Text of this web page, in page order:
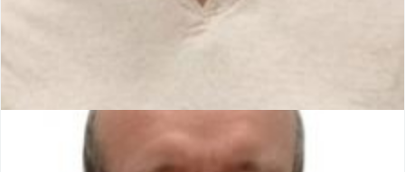
Jacky SITTLER
Maire